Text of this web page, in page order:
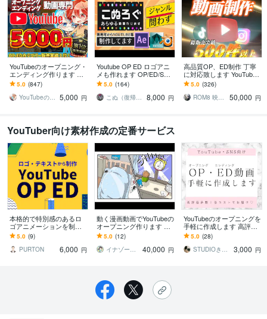
YouTubeのオープニング・
エンディング作ります TR
(5000円相当)を２つ!プレ
ゼントキャンペーン実施
中!
5.0 (847)
YouTubeのOP＆ED専門店 5,000 円
Youtube OP ED ロゴアニ
メも作れます OP/ED/SV
G/Lottie/3D/LOGO/タイト
ル等
5.0 (164)
こぬ（復帰✨）
8,000 円
高品質OP、ED制作 丁寧
に対応致します YouTube
初心者からベテランまで
使える豊富なラインナッ
プ
5.0 (326)
ROM8 映像クリエイター
50,000 円
YouTuber向け素材作成の定番サービス
本格的で特別感のあるロ
ゴアニメーションを制作
します サンプルから選ぶ
だけ！YouTube等の動画の
OPなどに！
5.0 (9)
PURTON
6,000 円
動く漫画動画でYouTubeの
オープニング作ります す
べて手書きイラストのア
ニメーションで視聴者を
釘付けに！
5.0 (12)
イナゾーギミック＠歴7年目の動画編集者
40,000 円
YouTubeのオープニングを
手軽に作成します 高評価
多数！低コストでお届け
します
5.0 (28)
STUDIOきらり◎動画クリエイター
3,000 円